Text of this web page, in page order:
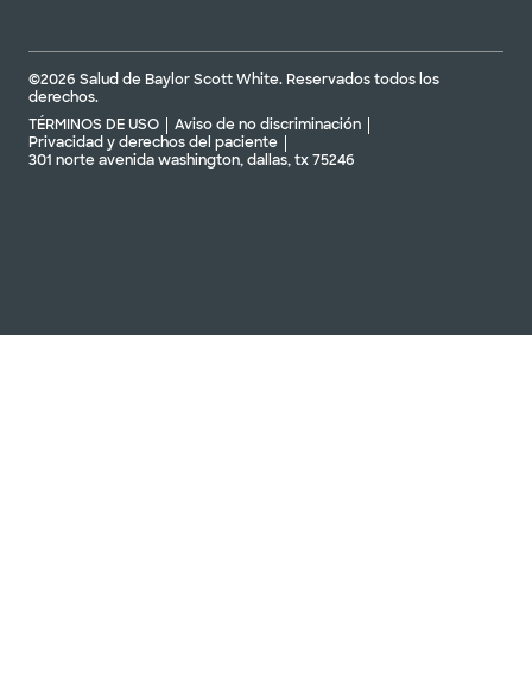
©2026 Salud de Baylor Scott White. Reservados todos los
derechos.
TÉRMINOS DE USO
Aviso de no discriminación
Privacidad y derechos del paciente
301 norte avenida washington, dallas, tx 75246